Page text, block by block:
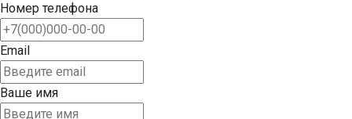
Номер телефона
Email
Ваше имя